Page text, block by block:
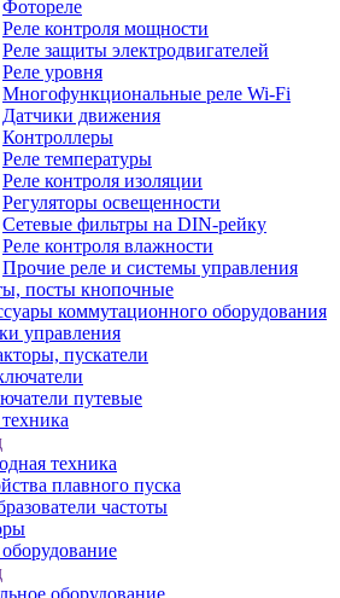
Фотореле
Реле контроля мощности
Реле защиты электродвигателей
Реле уровня
Многофункциональные реле Wi-Fi
Датчики движения
Контроллеры
Реле температуры
Реле контроля изоляции
Регуляторы освещенности
Сетевые фильтры на DIN-рейку
Реле контроля влажности
Прочие реле и системы управления
посты кнопочные
коммутационного оборудования
управления
пускатели
путевые
техника
плавного пуска
частоты
оборудование